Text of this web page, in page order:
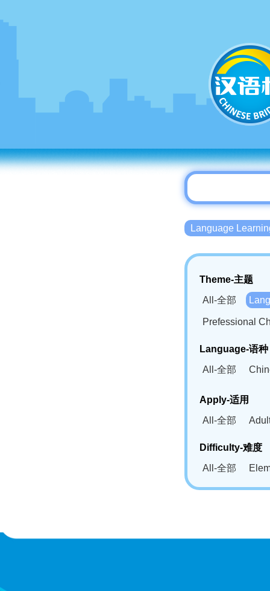
Language
Theme-主题
All-全部
Prefessional
Language-语种
All-全部
Bahasa
Swahili(SW)-
Apply-适用
All-全部
Difficulty-难度
All-全部